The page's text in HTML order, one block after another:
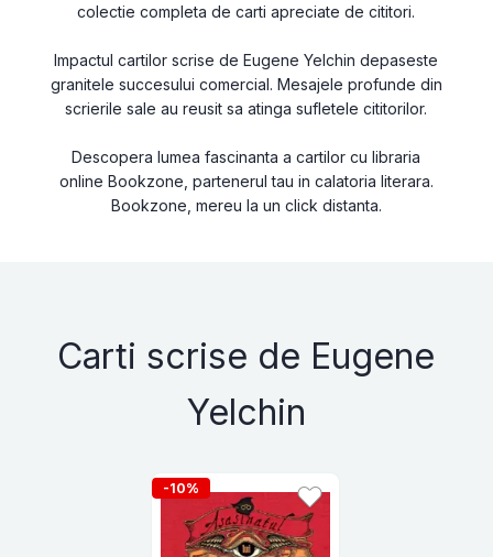
colectie completa de carti apreciate de cititori.
Impactul cartilor scrise de Eugene Yelchin depaseste
granitele succesului comercial. Mesajele profunde din
scrierile sale au reusit sa atinga sufletele cititorilor.
Descopera lumea fascinanta a cartilor cu libraria
online Bookzone, partenerul tau in calatoria literara.
Bookzone, mereu la un click distanta.
Carti scrise de Eugene
Yelchin
-10%